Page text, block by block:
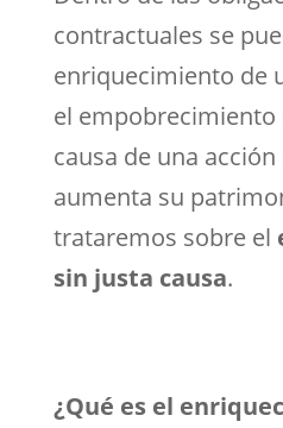
contractuales se
enriquecimiento de
el
causa de una
aumenta su
trataremos sobre el
sin justa causa.
¿Qué es el